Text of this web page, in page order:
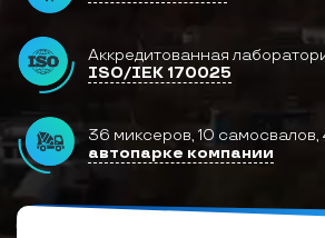
Аккредитованная
ISO/IEK 170025
36 миксеров, 10 самосвалов,
автопарке компании